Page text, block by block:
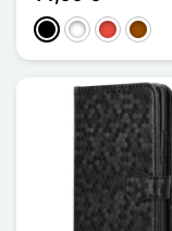
Schwarz
WeißRot Braun